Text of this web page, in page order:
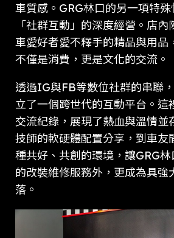
車質感。GRG林口的另一項特
「社群互動」的深度經營。店
車愛好者愛不釋手的精品與用品
不僅是消費，更是文化的交流。
透過IG與FB等數位社群的串聯
立了一個跨世代的互動平台。這
交流紀錄，展現了熱血與溫情
技師的軟硬體配置分享，到車友
種共好、共創的環境，讓GRG
的改裝維修服務外，更成為具強
落。